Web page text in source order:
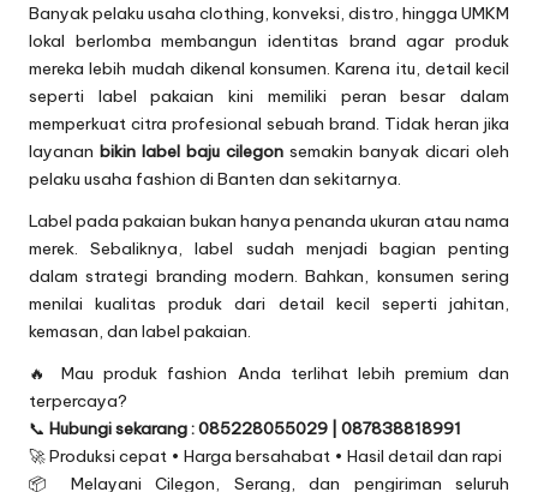
Banyak pelaku usaha clothing, konveksi, distro, hingga UMKM
lokal berlomba membangun identitas brand agar produk
mereka lebih mudah dikenal konsumen. Karena itu, detail kecil
seperti label pakaian kini memiliki peran besar dalam
memperkuat citra profesional sebuah brand. Tidak heran jika
layanan bikin label baju cilegon semakin banyak dicari oleh
pelaku usaha fashion di Banten dan sekitarnya.
Label pada pakaian bukan hanya penanda ukuran atau nama
merek. Sebaliknya, label sudah menjadi bagian penting
dalam strategi branding modern. Bahkan, konsumen sering
menilai kualitas produk dari detail kecil seperti jahitan,
kemasan, dan label pakaian.
🔥 Mau produk fashion Anda terlihat lebih premium dan
terpercaya?
📞 Hubungi sekarang : 085228055029 | 087838818991
🚀 Produksi cepat • Harga bersahabat • Hasil detail dan rapi
📦 Melayani Cilegon, Serang, dan pengiriman seluruh